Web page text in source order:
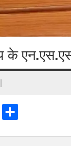
के
Pinterest